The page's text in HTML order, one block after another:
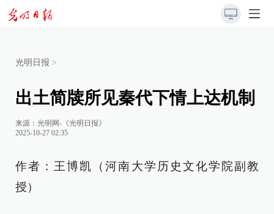
光明日报 >
出土简牍所见秦代下情上达机制
来源： 光明网-《光明日报》
2025-10-27 02:35
作者：王博凯（河南大学历史文化学院副教
授）